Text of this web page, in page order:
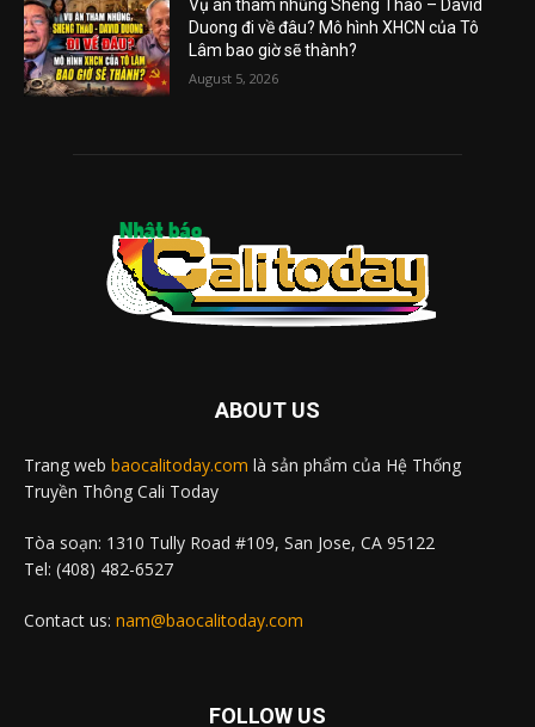
Vụ án tham nhũng Sheng Thao – David
Duong đi về đâu? Mô hình XHCN của Tô
Lâm bao giờ sẽ thành?
August 5, 2026
ABOUT US
Trang web baocalitoday.com là sản phẩm của Hệ Thống
Truyền Thông Cali Today
Tòa soạn: 1310 Tully Road #109, San Jose, CA 95122
Tel: (408) 482-6527
Contact us: nam@baocalitoday.com
FOLLOW US